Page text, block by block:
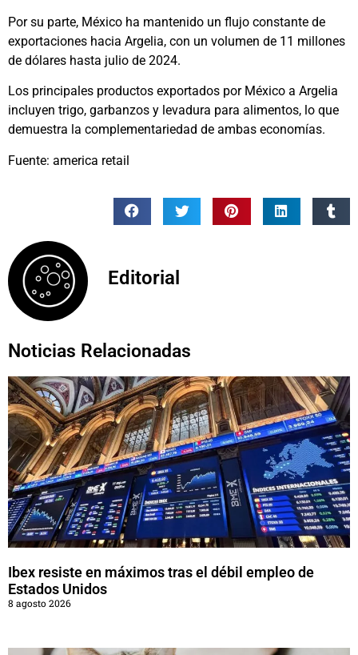
Por su parte, México ha mantenido un flujo constante de
exportaciones hacia Argelia, con un volumen de 11 millones
de dólares hasta julio de 2024.
Los principales productos exportados por México a Argelia
incluyen trigo, garbanzos y levadura para alimentos, lo que
demuestra la complementariedad de ambas economías.
Fuente: america retail
Editorial
Noticias Relacionadas
Ibex resiste en máximos tras el débil empleo de
Estados Unidos
8 agosto 2026